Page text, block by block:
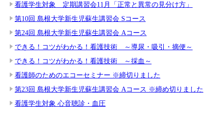
看護学生対象 定期講習会11月「正常と異常の見分け方」
第10回 島根大学新生児蘇生講習会 Sコース
第24回 島根大学新生児蘇生講習会 Aコース
できる！コツがわかる！看護技術 ～導尿・吸引・摘便～
できる！コツがわかる！看護技術 ～採血～
看護師のためのエコーセミナー ※締切りました
第23回 島根大学新生児蘇生講習会 Aコース ※締め切りました
看護学生対象 心音聴診・血圧